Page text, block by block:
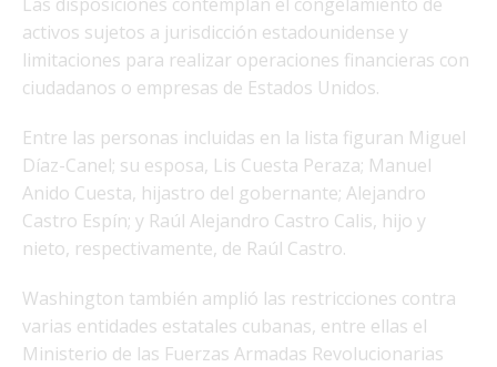
activos sujetos a jurisdicción estadounidense y
limitaciones para realizar operaciones financieras con
ciudadanos o empresas de Estados Unidos.
Entre las personas incluidas en la lista figuran Miguel
Díaz-Canel; su esposa, Lis Cuesta Peraza; Manuel
Anido Cuesta, hijastro del gobernante; Alejandro
Castro Espín; y Raúl Alejandro Castro Calis, hijo y
nieto, respectivamente, de Raúl Castro.
Washington también amplió las restricciones contra
varias entidades estatales cubanas, entre ellas el
Ministerio de las Fuerzas Armadas Revolucionarias